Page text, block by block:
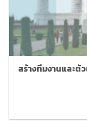
สร้างทีมงานและตั